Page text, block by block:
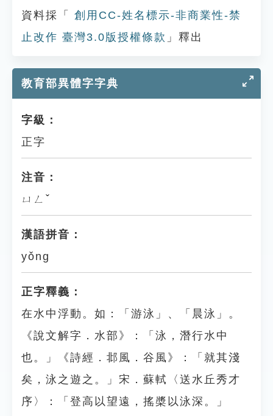
資料採「
創用CC-姓名標示-非商業性-禁
止改作 臺灣3.0版授權條款 」釋出
教育部異體字字典
字級：
正字
注音：
ㄩㄥˇ
漢語拼音：
yǒng
正字釋義：
在水中浮動。如：「游泳」、「晨泳」。
《說文解字．水部》：「泳，潛行水中
也。」《詩經．邶風．谷風》：「就其淺
矣，泳之遊之。」宋．蘇軾〈送水丘秀才
序〉：「登高以望遠，搖槳以泳深。」